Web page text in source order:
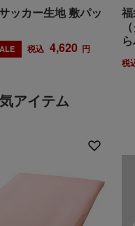
ッカー生地 敷パッ
税込 4,620 円
税
アイテム